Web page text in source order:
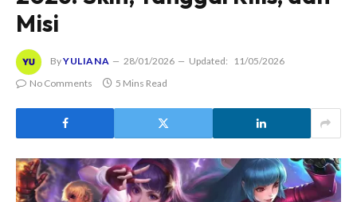
Misi
ByYULIANA 28/01/2026 Updated:
11/05/2026
No Comments
5 Mins Read